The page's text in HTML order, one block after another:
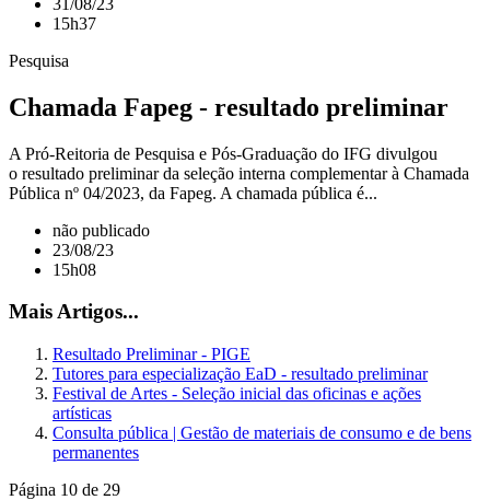
15h37
Pesquisa
Chamada Fapeg - resultado preliminar
A Pró-Reitoria de Pesquisa e Pós-Graduação do IFG divulgou
o resultado preliminar da seleção interna complementar à Chamada
Pública nº 04/2023, da Fapeg. A chamada pública é...
não publicado
23/08/23
15h08
Mais Artigos...
Resultado Preliminar - PIGE
Tutores para especialização EaD - resultado preliminar
Festival de Artes - Seleção inicial das oficinas e ações
artísticas
Consulta pública | Gestão de materiais de consumo e de bens
permanentes
Página 10 de 29